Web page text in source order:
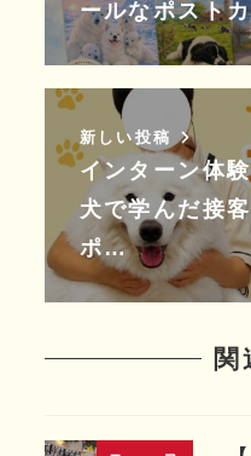
ールなポスト
新しい投稿
インターン体
犬で学んだ接
ポ…
関